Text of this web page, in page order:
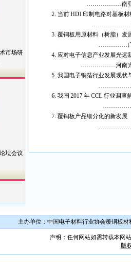
市场研
坛会议
………………南亚新材料科
2. 当前 HDI 印制电路对基板
…………………博敏电子
3. 覆铜板用原材料（树脂）发
……………广东生益科
4. 应对电子信息产业发展光远
………………河南光远新材
5. 我国电子铜箔行业发展现状
………………中电材协电
6. 我国 2017 年 CCL 行业调查
………………中电材协
7. 覆铜板产品细分化的新发展
………………中电材协覆
主办单位：中国电子材料行业协会覆铜板
声明：任何网站如需转载本网
版